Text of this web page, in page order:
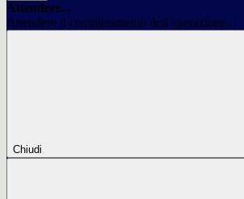
Attendere...
Attendere il completamento dell'operazione...
Chiudi